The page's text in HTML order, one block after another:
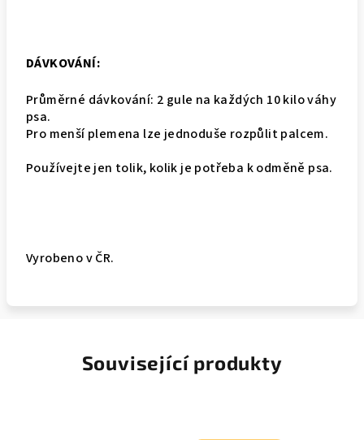
DÁVKOVÁNÍ:
Průměrné dávkování: 2 gule na každých 10 kilo váhy
psa.
Pro menší plemena lze jednoduše rozpůlit palcem.
Používejte jen tolik, kolik je potřeba k odměně psa.
Vyrobeno v ČR.
Související produkty